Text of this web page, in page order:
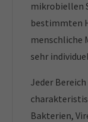
mikrobiellen
bestimmten
menschliche
sehr
Jeder
Bakterien,